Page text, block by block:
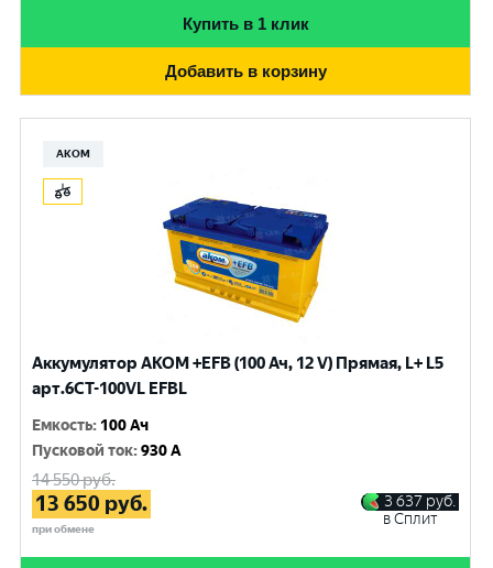
Купить в 1 клик
Добавить в корзину
АКОМ
Аккумулятор AKOM +EFB (100 Ач, 12 V) Прямая, L+ L5
арт.6СТ-100VL EFBL
Емкость: 100 Ач
Пусковой ток:930 A
14 550руб.
13 650 руб.
при обмене
3 637 руб.
в Сплит